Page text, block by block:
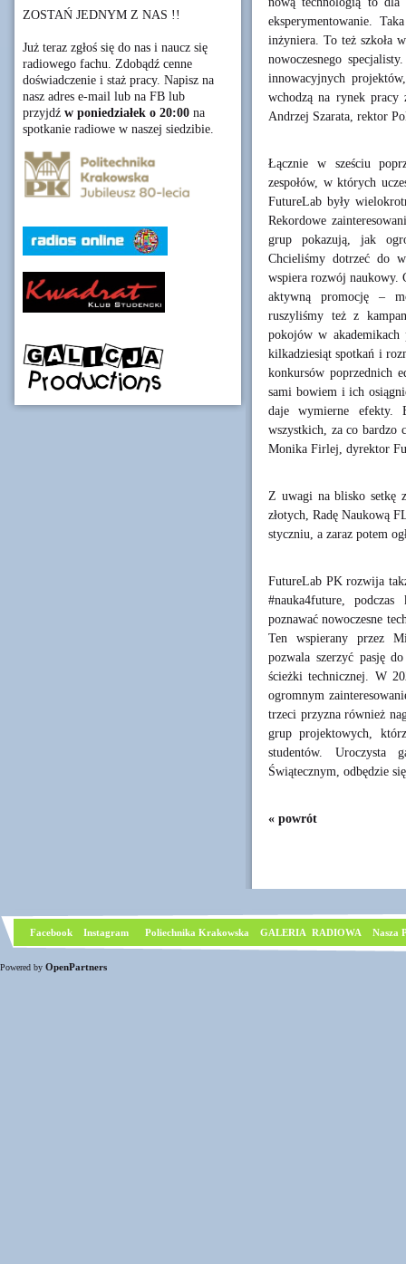
ZOSTAŃ JEDNYM Z NAS !!
Już teraz zgłoś się do nas i naucz się
radiowego fachu. Zdobądź cenne
doświadczenie i staż pracy. Napisz na
nasz adres e-mail lub na FB lub
przyjdź w poniedziałek o 20:00 na
spotkanie radiowe w naszej siedzibie.
eksperymentowanie.
inżyniera. To też szkoła
nowoczesnego
innowacyjnych
wchodzą na rynek
Andrzej Szarata, rektor
Łącznie w sześciu
zespołów, w których
FutureLab były
Rekordowe
grup pokazują, jak
Chcieliśmy dotrzeć do
wspiera rozwój naukowy.
aktywną promocję –
ruszyliśmy też z
pokojów w akademikach
kilkadziesiąt spotkań i
konkursów poprzednich
sami bowiem i ich
daje wymierne efekty.
wszystkich, za co bardzo
Monika Firlej, dyrektor
Z uwagi na blisko setkę
złotych, Radę Naukową
styczniu, a zaraz potem
FutureLab PK rozwija
#nauka4future,
poznawać nowoczesne
Ten wspierany przez
pozwala szerzyć pasję
ścieżki technicznej. W
ogromnym
trzeci przyzna również
grup projektowych,
studentów. Uroczysta
Świątecznym, odbędzie
« powrót
Facebook Instagram Poliechnika Krakowska GALERIA RADIOWA Nasza
Powered by OpenPartners